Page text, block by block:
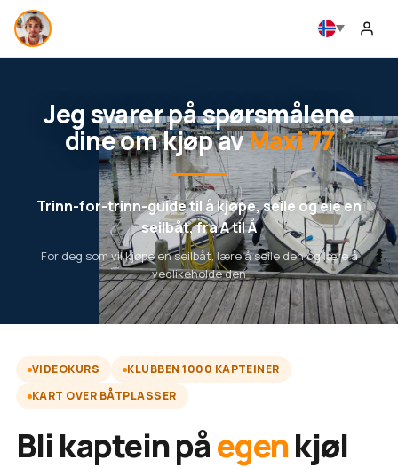
Jeg svarer på spørsmålene
dine om kjøp avMaxi 77
Trinn-for-trinn-guide til å kjøpe, seile og eie en
seilbåt, fra A til Å
For deg som vil kjøpe en seilbåt, lære å seile den og lære å
vedlikeholde den
VIDEOKURS
KLUBBEN 1000 KAPTEINER
KART OVER BÅTPLASSER
Bli kaptein påegenkjøl